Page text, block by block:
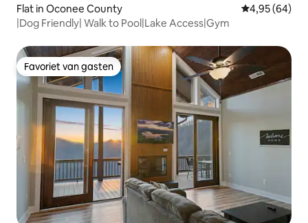
Flat in Oconee County Gemiddelde
4,95 (64)
|Dog Friendly| Walk to Pool|Lake Access|Gym
Favoriet van gasten
Favoriet van gasten